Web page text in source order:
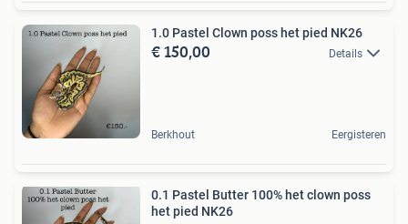
1.0 Pastel Clown poss het pied NK26
€ 150,00 Details
Berkhout Eergisteren
0.1 Pastel Butter 100% het clown poss
het pied NK26